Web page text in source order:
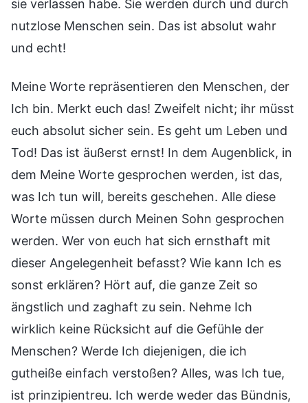
sie verlassen habe. Sie werden durch und durch
nutzlose Menschen sein. Das ist absolut wahr
und echt!
Meine Worte repräsentieren den Menschen, der
Ich bin. Merkt euch das! Zweifelt nicht; ihr müsst
euch absolut sicher sein. Es geht um Leben und
Tod! Das ist äußerst ernst! In dem Augenblick, in
dem Meine Worte gesprochen werden, ist das,
was Ich tun will, bereits geschehen. Alle diese
Worte müssen durch Meinen Sohn gesprochen
werden. Wer von euch hat sich ernsthaft mit
dieser Angelegenheit befasst? Wie kann Ich es
sonst erklären? Hört auf, die ganze Zeit so
ängstlich und zaghaft zu sein. Nehme Ich
wirklich keine Rücksicht auf die Gefühle der
Menschen? Werde Ich diejenigen, die ich
gutheiße einfach verstoßen? Alles, was Ich tue,
ist prinzipientreu. Ich werde weder das Bündnis,